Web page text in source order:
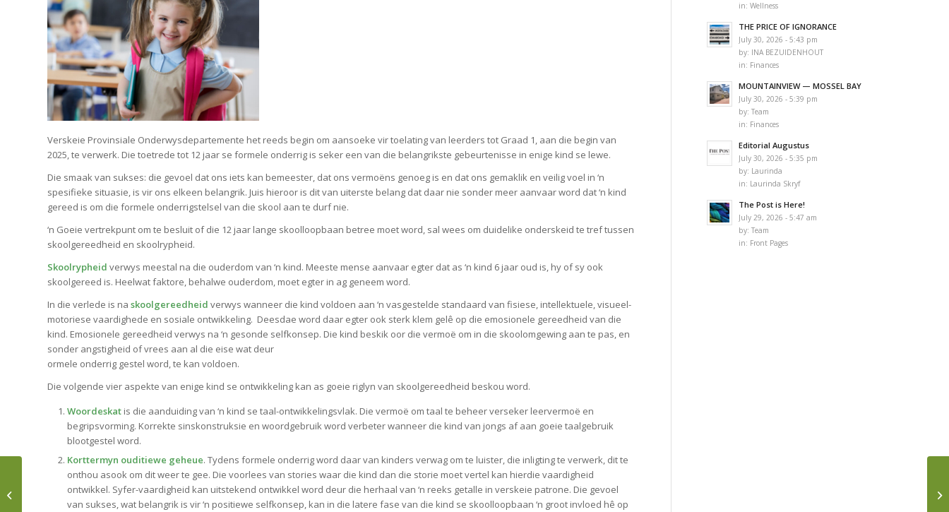
Verskeie Provinsiale Onderwysdepartemente het reeds begin om aansoeke vir toelating van leerders tot Graad 1, aan die begin van
2025, te verwerk. Die toetrede tot 12 jaar se formele onderrig is seker een van die belangrikste gebeurtenisse in enige kind se lewe.
Die smaak van sukses: die gevoel dat ons iets kan bemeester, dat ons vermoëns genoeg is en dat ons gemaklik en veilig voel in ‘n
spesifieke situasie, is vir ons elkeen belangrik. Juis hieroor is dit van uiterste belang dat daar nie sonder meer aanvaar word dat ‘n kind
gereed is om die formele onderrigstelsel van die skool aan te durf nie.
‘n Goeie vertrekpunt om te besluit of die 12 jaar lange skoolloopbaan betree moet word, sal wees om duidelike onderskeid te tref tussen
skoolgereedheid en skoolrypheid.
Skoolrypheid verwys meestal na die ouderdom van ‘n kind. Meeste mense aanvaar egter dat as ‘n kind 6 jaar oud is, hy of sy ook
skoolgereed is. Heelwat faktore, behalwe ouderdom, moet egter in ag geneem word.
In die verlede is na skoolgereedheid verwys wanneer die kind voldoen aan ‘n vasgestelde standaard van fisiese, intellektuele, visueel-
motoriese vaardighede en sosiale ontwikkeling. Deesdae word daar egter ook sterk klem gelê op die emosionele gereedheid van die
kind. Emosionele gereedheid verwys na ‘n gesonde selfkonsep. Die kind beskik oor die vermoë om in die skoolomgewing aan te pas, en
sonder angstigheid of vrees aan al die eise wat deur
ormele onderrig gestel word, te kan voldoen.
Die volgende vier aspekte van enige kind se ontwikkeling kan as goeie riglyn van skoolgereedheid beskou word.
Woordeskat is die aanduiding van ‘n kind se taal-ontwikkelingsvlak. Die vermoë om taal te beheer verseker leervermoë en
begripsvorming. Korrekte sinskonstruksie en woordgebruik word verbeter wanneer die kind van jongs af aan goeie taalgebruik
blootgestel word.
Korttermyn ouditiewe geheue. Tydens formele onderrig word daar van kinders verwag om te luister, die inligting te verwerk, dit te
onthou asook om dit weer te gee. Die voorlees van stories waar die kind dan die storie moet vertel kan hierdie vaardigheid
ontwikkel. Syfer-vaardigheid kan uitstekend ontwikkel word deur die herhaal van ‘n reeks getalle in verskeie patrone. Die gevoel
van sukses, wat belangrik is vir ‘n positiewe selfkonsep, kan in die latere fase van die kind se skoolloopbaan ‘n groot invloed hê op
in:Wellness
THE PRICE OF IGNORANCE
July 30, 2026 - 5:43 pm
by: INA BEZUIDENHOUT
in: Finances
MOUNTAINVIEW — MOSSEL BAY
July 30, 2026 - 5:39 pm
by:Team
in: Finances
Editorial Augustus
July 30, 2026 - 5:35 pm
by: Laurinda
in: Laurinda Skryf
The Post is Here!
July 29, 2026 - 5:47 am
by:Team
in: Front Pages
TEACHING KIDS TO SAY